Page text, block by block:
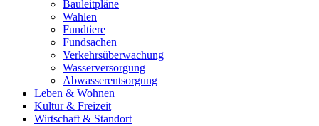
Bauleitpläne
Wahlen
Fundtiere
Fundsachen
Verkehrsüberwachung
Wasserversorgung
Abwasserentsorgung
Leben & Wohnen
Kultur & Freizeit
Wirtschaft & Standort